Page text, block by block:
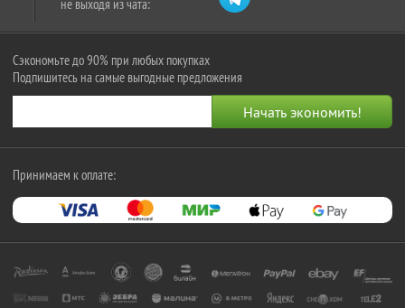
не выходя из чата:
Сэкономьте до 90% при любых покупках
Подпишитесь на самые выгодные предложения
Принимаем к оплате: